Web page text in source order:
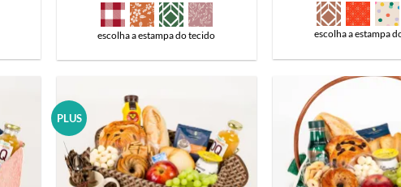
escolha a estampa do tecido escolha a estampa
PLUS